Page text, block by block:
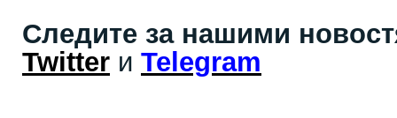
Следите за нашими
Twitter и Telegram